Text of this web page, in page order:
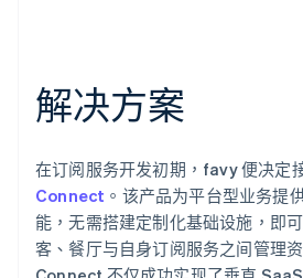
解决方案
在订阅服务开发初期，favy 便决定
Connect 。该产品为平台型业务提
能，无需搭建定制化基础设施，即
客、餐厅与自身订阅服务之间管理